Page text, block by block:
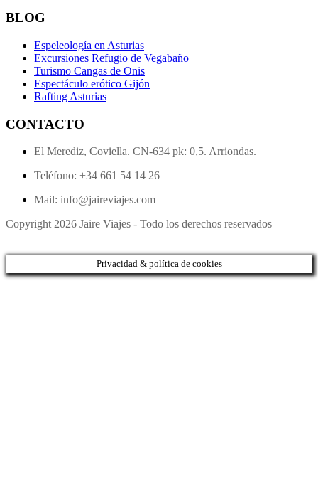
BLOG
Espeleología en Asturias
Excursiones Refugio de Vegabaño
Turismo Cangas de Onis
Espectáculo erótico Gijón
Rafting Asturias
CONTACTO
El Merediz, Coviella. CN-634 pk: 0,5. Arriondas.
Teléfono: +34 661 54 14 26
Mail: info@jaireviajes.com
Copyright 2026 Jaire Viajes - Todo los derechos reservados
Privacidad & política de cookies